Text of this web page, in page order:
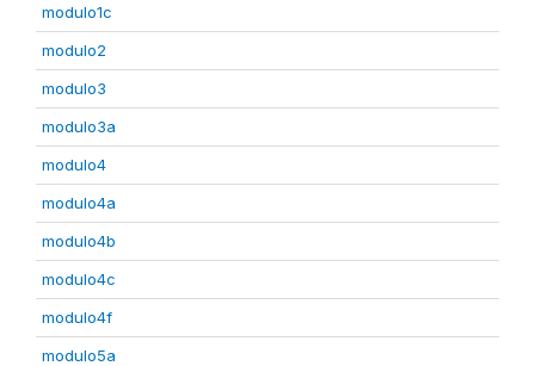
modulo1c
modulo2
modulo3
modulo3a
modulo4
modulo4a
modulo4b
modulo4c
modulo4f
modulo5a